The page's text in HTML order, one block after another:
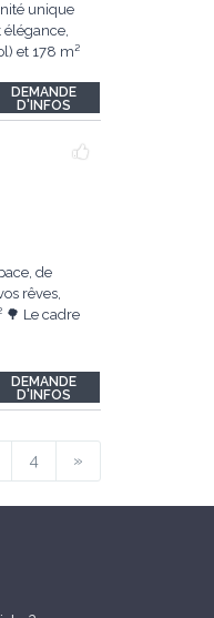
unique
et 178 m²
DEMANDE
D'INFOS
de
rêves,
Le cadre
DEMANDE
D'INFOS
4 »